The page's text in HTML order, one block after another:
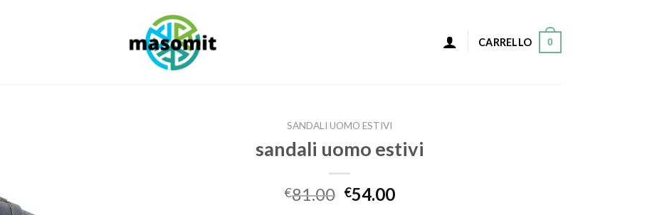
CARRELLO 0
SANDALI UOMO ESTIVI
sandali uomo estivi
€81.00 €54.00